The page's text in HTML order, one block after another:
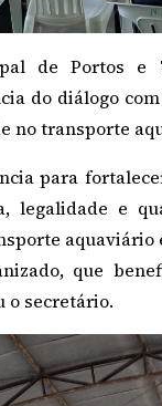
de Portos e
do diálogo
no transporte
para
legalidade e
que
o secretário.